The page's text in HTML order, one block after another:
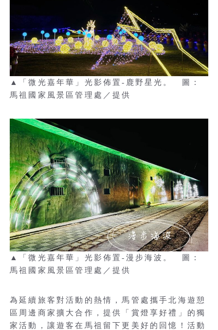
▲「微光嘉年華」光影佈置-鹿野星光。 圖：
馬祖國家風景區管理處／提供
▲「微光嘉年華」光影佈置-漫步海波。 圖：
馬祖國家風景區管理處／提供
為延續旅客對活動的熱情，馬管處攜手北海遊憩
區周邊商家擴大合作，提供「賞燈享好禮」的獨
家活動，讓遊客在馬祖留下更美好的回憶！活動